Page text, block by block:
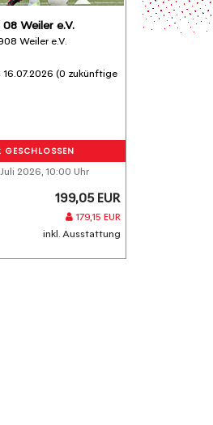
Weiler e.V.
Weiler e.V.
16.07.2026 (0 zukünftige
GESCHLOSSEN
2026, 10:00 Uhr
199,05 EUR
179,15 EUR
inkl. Ausstattung